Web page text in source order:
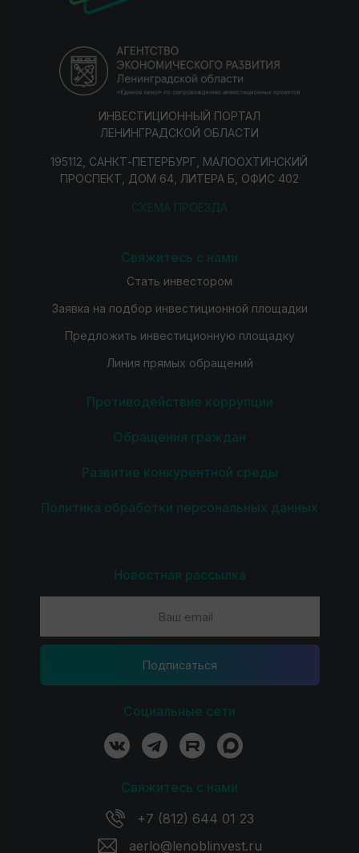
ИНВЕСТИЦИОННЫЙ ПОРТАЛ
ЛЕНИНГРАДСКОЙ ОБЛАСТИ
195112, САНКТ-ПЕТЕРБУРГ, МАЛООХТИНСКИЙ
ПРОСПЕКТ, ДОМ 64, ЛИТЕРА Б, ОФИС 402
СХЕМА ПРОЕЗДА
Свяжитесь с нами
Стать инвестором
Заявка на подбор инвестиционной площадки
Предложить инвестиционную площадку
Линия прямых обращений
Противодействие коррупции
Обращения граждан
Развитие конкурентной среды
Политика обработки персональных данных
Новостная рассылка
Подпиcаться
Социальные сети
Свяжитесь с нами
+7 (812) 644 01 23
aerlo@lenoblinvest.ru